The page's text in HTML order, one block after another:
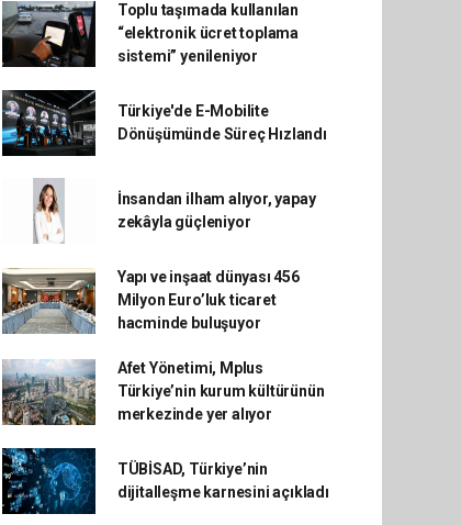
Toplu taşımada kullanılan
“elektronik ücret toplama
sistemi” yenileniyor
Türkiye'de E-Mobilite
Dönüşümünde Süreç Hızlandı
İnsandan ilham alıyor, yapay
zekâyla güçleniyor
Yapı ve inşaat dünyası 456
Milyon Euro’luk ticaret
hacminde buluşuyor
Afet Yönetimi, Mplus
Türkiye’nin kurum kültürünün
merkezinde yer alıyor
TÜBİSAD, Türkiye’nin
dijitalleşme karnesini açıkladı